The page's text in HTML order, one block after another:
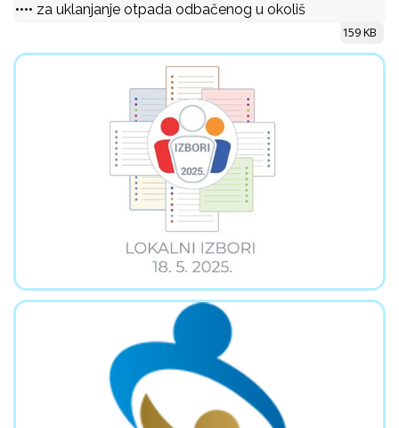
•••• za uklanjanje otpada odbačenog u okoliš
159 KB